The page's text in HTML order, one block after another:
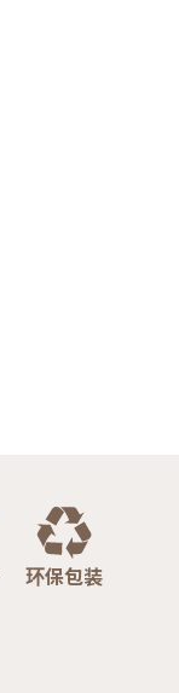
环保包装